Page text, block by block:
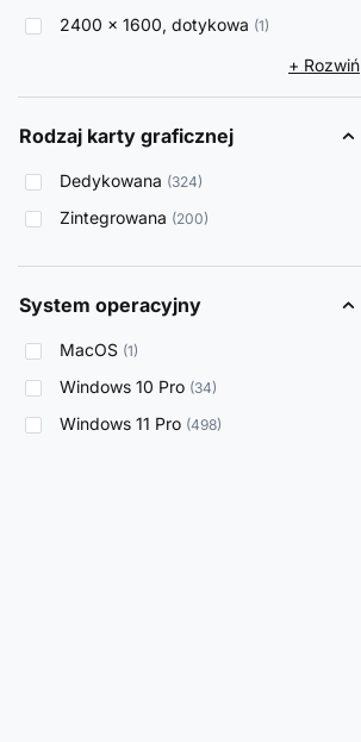
2400 x 1600, dotykowa 1
+ Rozwiń
Rodzaj karty graficznej
Dedykowana 324
Zintegrowana 200
System operacyjny
MacOS 1
Windows 10 Pro 34
Windows 11 Pro 498